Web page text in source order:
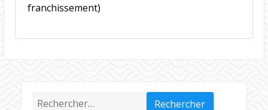
franchissement)
Rechercher :